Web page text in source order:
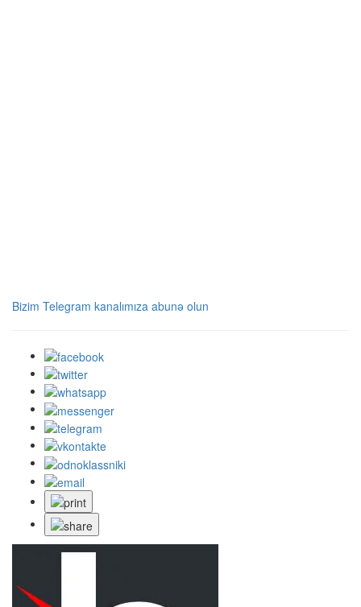
Bizim Telegram kanalımıza abunə olun